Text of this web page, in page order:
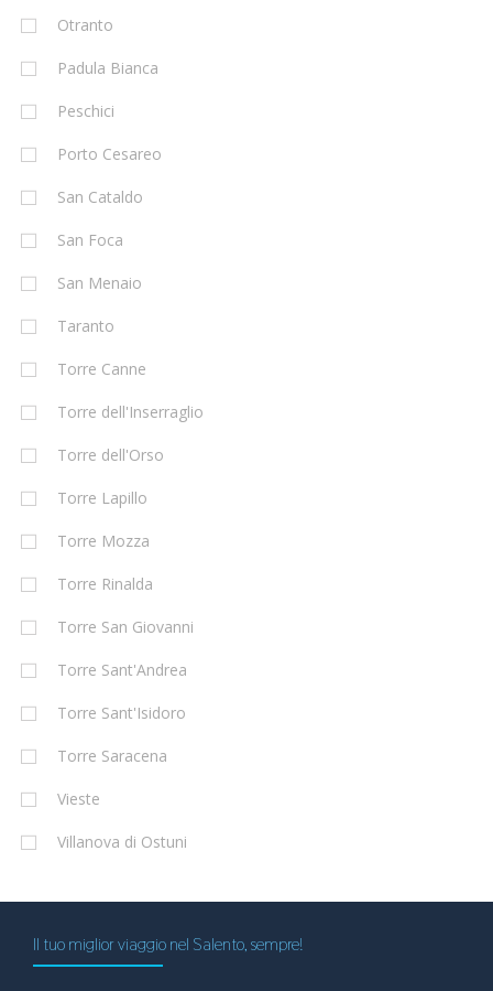
Otranto
Padula Bianca
Peschici
Porto Cesareo
San Cataldo
San Foca
San Menaio
Taranto
Torre Canne
Torre dell'Inserraglio
Torre dell'Orso
Torre Lapillo
Torre Mozza
Torre Rinalda
Torre San Giovanni
Torre Sant'Andrea
Torre Sant'Isidoro
Torre Saracena
Vieste
Villanova di Ostuni
Il tuo miglior viaggio nel Salento, sempre!